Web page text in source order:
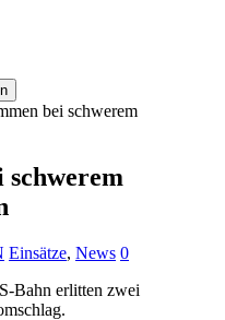
bei schwerem
Einsätze, News 0
Bahn erlitten zwei